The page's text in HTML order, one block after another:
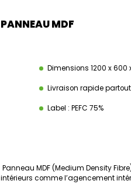
PANNEAU MDF
Dimensions 1200 x 600
Livraison rapide
Label : PEFC 75%
Panneau MDF (Medium Density
intérieurs comme l’agencement